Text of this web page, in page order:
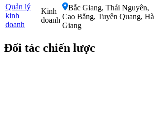
Quản lý
kinh
doanh
Kinh
doanh
Bắc Giang, Thái Nguyên,
Cao Bằng, Tuyên Quang, Hà
Giang
Đối tác chiến lược